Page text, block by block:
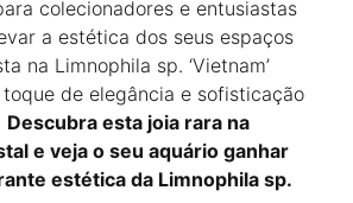
colecionadores e entusiastas
a estética dos seus espaços
na Limnophila sp. ‘Vietnam’
de elegância e sofisticação
Descubra esta joia rara na
e veja o seu aquário ganhar
estética da Limnophila sp.